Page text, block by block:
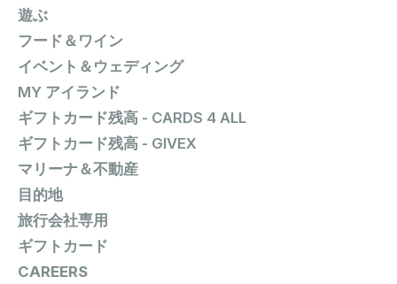
遊ぶ
フード＆ワイン
イベント＆ウェディング
MY アイランド
ギフトカード残高 - CARDS 4 ALL
ギフトカード残高 - GIVEX
マリーナ＆不動産
目的地
旅行会社専用
ギフトカード
CAREERS